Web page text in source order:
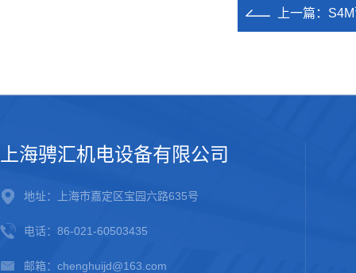
上一篇：
上海骋汇机电设备有限公司
地址：上海市嘉定区宝园六路635号
电话：86-021-60503435
邮箱：chenghuijd@163.com